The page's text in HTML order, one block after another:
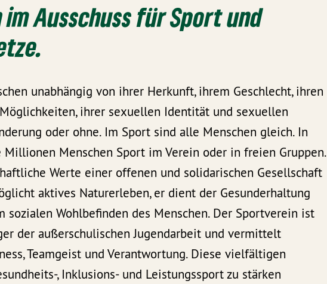
Ausschuss für Sport und
unabhängig von ihrer Herkunft, ihrem Geschlecht, ihren
ihrer sexuellen Identität und sexuellen
oder ohne. Im Sport sind alle Menschen gleich. In
Menschen Sport im Verein oder in freien Gruppen.
Werte einer offenen und solidarischen Gesellschaft
aktives Naturerleben, er dient der Gesunderhaltung
sozialen Wohlbefinden des Menschen. Der Sportverein ist
der außerschulischen Jugendarbeit und vermittelt
Teamgeist und Verantwortung. Diese vielfältigen
, Inklusions- und Leistungssport zu stärken